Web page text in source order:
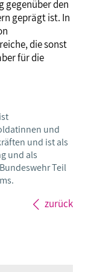
gegenüber den
geprägt ist. In
die sonst
für die
und
und ist als
und als
Teil
zurück